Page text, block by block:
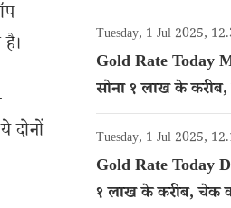
दोनों
Tuesday, 1 Jul 2025,
Gold Rate
सोना १ लाख के
गोल्ड का रेट
Tuesday, 1 Jul 2025,
Gold Rate Today
१ लाख के करीब, चेक